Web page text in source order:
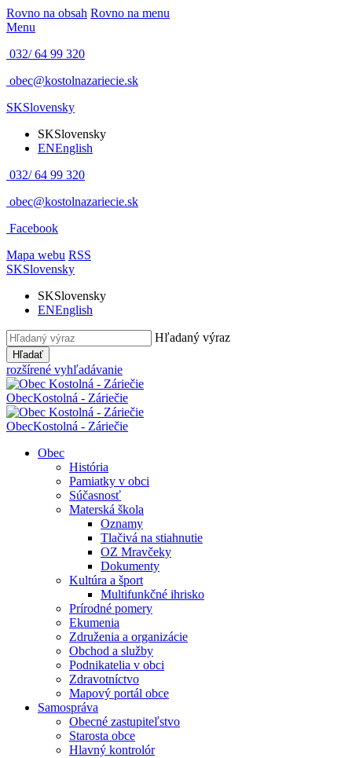
Rovno na obsah Rovno na menu
Menu
032/ 64 99 320
obec@kostolnazariecie.sk
SKSlovensky
SKSlovensky
ENEnglish
032/ 64 99 320
obec@kostolnazariecie.sk
Facebook
Mapa webu RSS
SKSlovensky
SKSlovensky
ENEnglish
Hľadaný výraz
Hľadať
rozšírené vyhľadávanie
ObecKostolná - Záriečie
ObecKostolná - Záriečie
Obec
História
Pamiatky v obci
Súčasnosť
Materská škola
Oznamy
Tlačivá na stiahnutie
OZ Mravčeky
Dokumenty
Kultúra a šport
Multifunkčné ihrisko
Prírodné pomery
Ekumenia
Združenia a organizácie
Obchod a služby
Podnikatelia v obci
Zdravotníctvo
Mapový portál obce
Samospráva
Obecné zastupiteľstvo
Starosta obce
Hlavný kontrolór